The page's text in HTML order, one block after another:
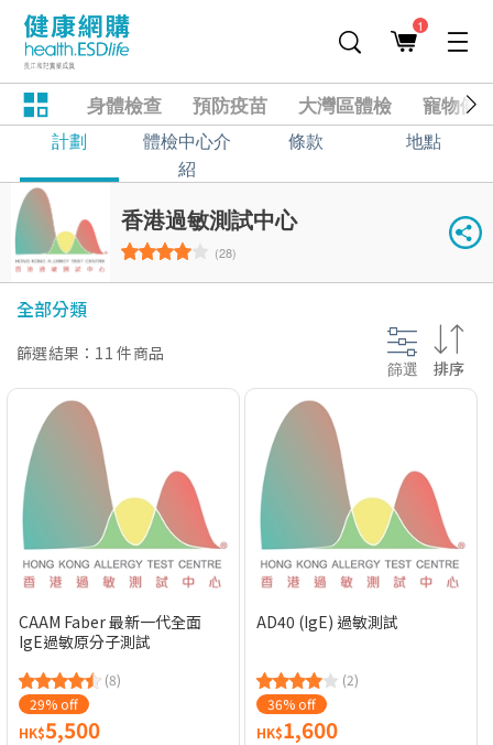
1
身體檢查 預防疫苗 大灣區體檢 寵物健
計劃
體檢中心介
紹
條款 地點
香港過敏測試中心
(28)
全部分類
篩選結果：11 件商品
篩選 排序
CAAM Faber 最新一代全面
IgE過敏原分子測試
(8)
29% off
HK$5,500
AD40 (IgE) 過敏測試
(2)
36% off
HK$1,600